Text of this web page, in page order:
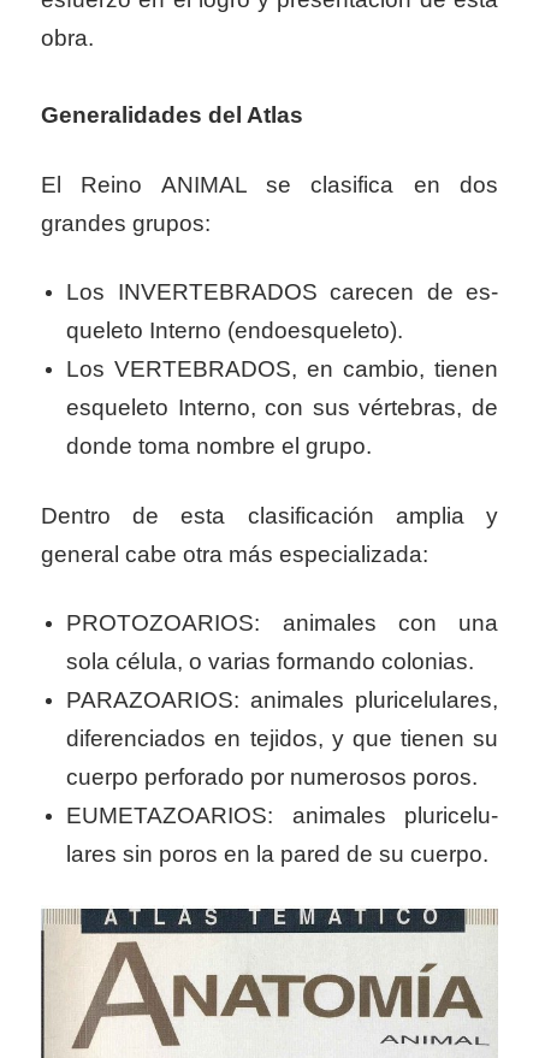
obra.
Generalidades del Atlas
El Reino ANIMAL se clasifica en dos
grandes grupos:
Los INVERTEBRADOS carecen de es­
queleto Interno (endoesqueleto).
Los VERTEBRADOS, en cambio, tienen
esqueleto Interno, con sus vértebras, de
don­de toma nombre el grupo.
Dentro de esta clasificación amplia y
general cabe otra más especializada:
PROTOZOARIOS: animales con una
sola célula, o varias formando colonias.
PARAZOARIOS: animales pluricelula­res,
diferenciados en tejidos, y que tienen su
cuerpo perforado por numerosos poros.
EUMETAZOARIOS: animales pluricelu­
lares sin poros en la pared de su cuerpo.